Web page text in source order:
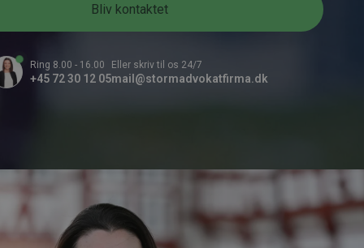
e
r
Bliv kontaktet
Ring 8.00 - 16.00
+45 72 30 12 05
Eller skriv til os 24/7
mail@stormadvokatfirma.dk